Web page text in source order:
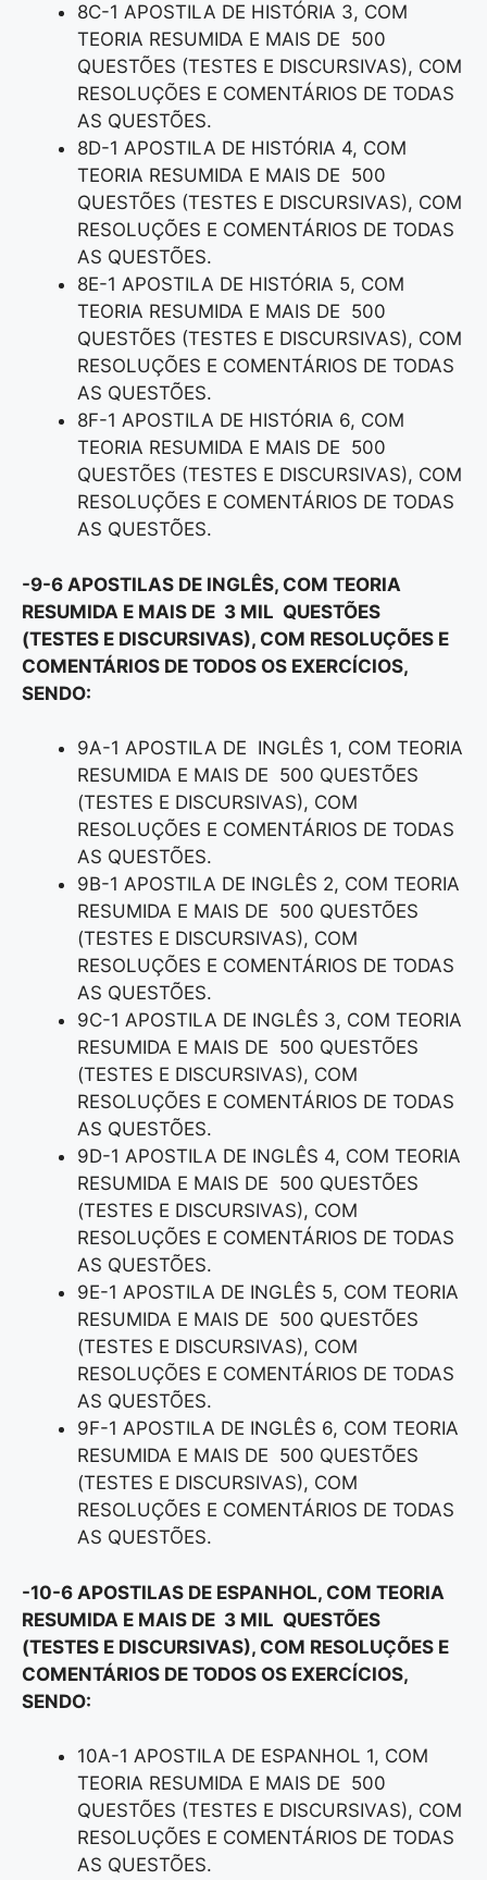
8C-1 APOSTILA DE HISTÓRIA 3, COM
TEORIA RESUMIDA E MAIS DE 500
QUESTÕES (TESTES E DISCURSIVAS), COM
RESOLUÇÕES E COMENTÁRIOS DE TODAS
AS QUESTÕES.
8D-1 APOSTILA DE HISTÓRIA 4, COM
TEORIA RESUMIDA E MAIS DE 500
QUESTÕES (TESTES E DISCURSIVAS), COM
RESOLUÇÕES E COMENTÁRIOS DE TODAS
AS QUESTÕES.
8E-1 APOSTILA DE HISTÓRIA 5, COM
TEORIA RESUMIDA E MAIS DE 500
QUESTÕES (TESTES E DISCURSIVAS), COM
RESOLUÇÕES E COMENTÁRIOS DE TODAS
AS QUESTÕES.
8F-1 APOSTILA DE HISTÓRIA 6, COM
TEORIA RESUMIDA E MAIS DE 500
QUESTÕES (TESTES E DISCURSIVAS), COM
RESOLUÇÕES E COMENTÁRIOS DE TODAS
AS QUESTÕES.
-9-6 APOSTILAS DE INGLÊS, COM TEORIA
RESUMIDA E MAIS DE 3 MIL QUESTÕES
(TESTES E DISCURSIVAS), COM RESOLUÇÕES E
COMENTÁRIOS DE TODOS OS EXERCÍCIOS,
SENDO:
9A-1 APOSTILA DE INGLÊS 1, COM TEORIA
RESUMIDA E MAIS DE 500 QUESTÕES
(TESTES E DISCURSIVAS), COM
RESOLUÇÕES E COMENTÁRIOS DE TODAS
AS QUESTÕES.
9B-1 APOSTILA DE INGLÊS 2, COM TEORIA
RESUMIDA E MAIS DE 500 QUESTÕES
(TESTES E DISCURSIVAS), COM
RESOLUÇÕES E COMENTÁRIOS DE TODAS
AS QUESTÕES.
9C-1 APOSTILA DE INGLÊS 3, COM TEORIA
RESUMIDA E MAIS DE 500 QUESTÕES
(TESTES E DISCURSIVAS), COM
RESOLUÇÕES E COMENTÁRIOS DE TODAS
AS QUESTÕES.
9D-1 APOSTILA DE INGLÊS 4, COM TEORIA
RESUMIDA E MAIS DE 500 QUESTÕES
(TESTES E DISCURSIVAS), COM
RESOLUÇÕES E COMENTÁRIOS DE TODAS
AS QUESTÕES.
9E-1 APOSTILA DE INGLÊS 5, COM TEORIA
RESUMIDA E MAIS DE 500 QUESTÕES
(TESTES E DISCURSIVAS), COM
RESOLUÇÕES E COMENTÁRIOS DE TODAS
AS QUESTÕES.
9F-1 APOSTILA DE INGLÊS 6, COM TEORIA
RESUMIDA E MAIS DE 500 QUESTÕES
(TESTES E DISCURSIVAS), COM
RESOLUÇÕES E COMENTÁRIOS DE TODAS
AS QUESTÕES.
-10-6 APOSTILAS DE ESPANHOL, COM TEORIA
RESUMIDA E MAIS DE 3 MIL QUESTÕES
(TESTES E DISCURSIVAS), COM RESOLUÇÕES E
COMENTÁRIOS DE TODOS OS EXERCÍCIOS,
SENDO:
10A-1 APOSTILA DE ESPANHOL 1, COM
TEORIA RESUMIDA E MAIS DE 500
QUESTÕES (TESTES E DISCURSIVAS), COM
RESOLUÇÕES E COMENTÁRIOS DE TODAS
AS QUESTÕES.